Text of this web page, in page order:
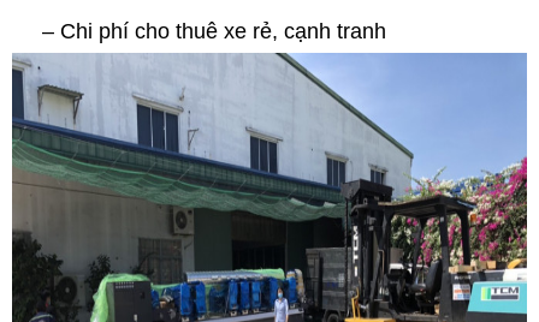
– Chi phí cho thuê xe rẻ, cạnh tranh